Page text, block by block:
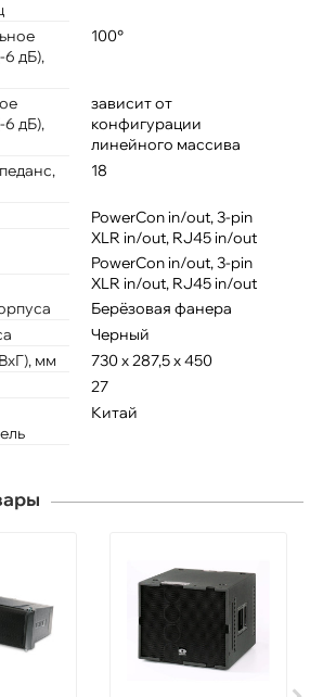
6 дБ),
100°
6 дБ),
зависит от
конфигурации
линейного массива
18
PowerCon in/out, 3-pin
XLR in/out, RJ45 in/out
PowerCon in/out, 3-pin
XLR in/out, RJ45 in/out
Берёзовая фанера
Черный
мм
730 х 287,5 х 450
27
Китай